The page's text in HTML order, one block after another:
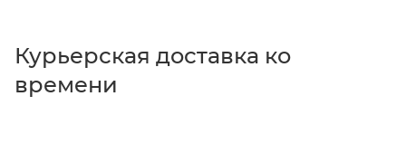
Курьерская доставка ко
времени